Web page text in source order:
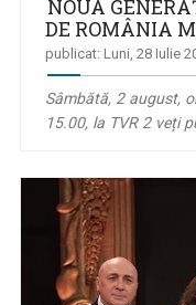
NOUA
DE ROMÂNIA
publicat: Luni, 28 Iulie
Sâmbătă, 2 august,
15.00, la TVR 2 veți